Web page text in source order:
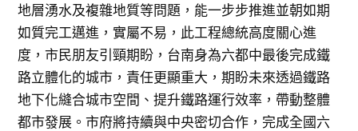
地層湧水及複雜地質等問題，能一步步推進並朝如期
如質完工邁進，實屬不易，此工程總統高度關心進
度，市民朋友引頸期盼，台南身為六都中最後完成鐵
路立體化的城市，責任更顯重大，期盼未來透過鐵路
地下化縫合城市空間、提升鐵路運行效率，帶動整體
都市發展。市府將持續與中央密切合作，完成全國六